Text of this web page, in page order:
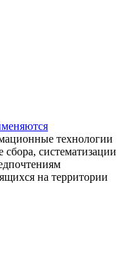
технологии
систематизации
на территории